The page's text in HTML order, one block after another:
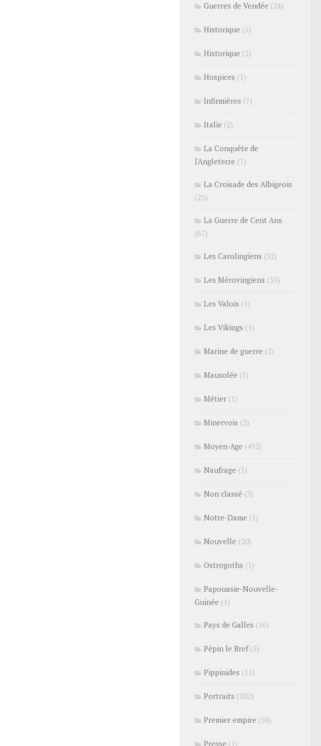
Guerres de Vendée (24)
Historique (5)
Historique (2)
Hospices (1)
Infirmières (7)
Italie (2)
La Conquête de
l'Angleterre (7)
La Croisade des Albigeois
(25)
La Guerre de Cent Ans
(67)
Les Carolingiens (32)
Les Mérovingiens (33)
Les Valois (1)
Les Vikings (1)
Marine de guerre (2)
Mausolée (1)
Métier (1)
Minervois (2)
Moyen-Age (492)
Naufrage (1)
Non classé (3)
Notre-Dame (1)
Nouvelle (20)
Ostrogoths (1)
Papouasie-Nouvelle-
Guinée (1)
Pays de Galles (16)
Pépin le Bref(3)
Pippinides (11)
Portraits (202)
Premier empire (58)
Presse (1)